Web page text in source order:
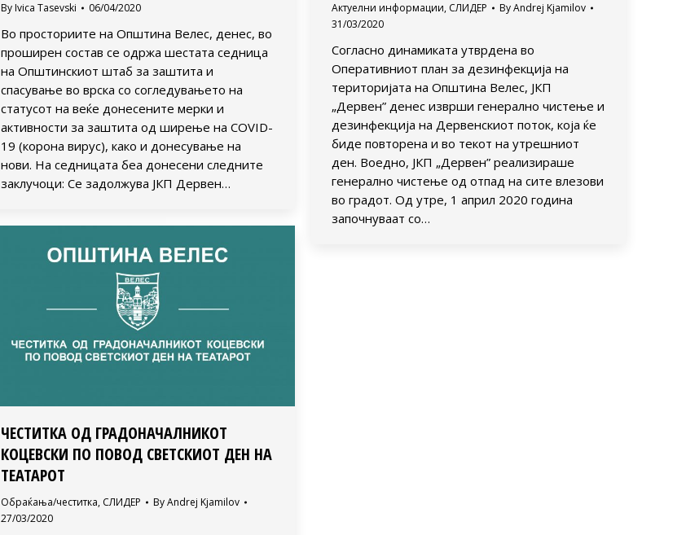
By Ivica Tasevski 06/04/2020
Во просториите на Општина Велес, денес, во
проширен состав се одржа шестата седница
на Општинскиот штаб за заштита и
спасување во врска со согледувањето на
статусот на веќе донесените мерки и
активности за заштита од ширење на COVID-
19 (корона вирус), како и донесување на
нови. На седницата беа донесени следните
заклучоци: Се задолжува ЈКП Дервен…
Актуелни информации, СЛИДЕР ByAndrej Kjamilov
31/03/2020
Согласно динамиката утврдена во
Оперативниот план за дезинфекција на
територијата на Општина Велес, ЈКП
„Дервен” денес изврши генерално чистење и
дезинфекција на Дервенскиот поток, која ќе
биде повторена и во текот на утрешниот
ден. Воедно, ЈКП „Дервен” реализираше
генерално чистење од отпад на сите влезови
во градот. Од утре, 1 април 2020 година
започнуваат со…
ЧЕСТИТКА ОД ГРАДОНАЧАЛНИКОТ
КОЦЕВСКИ ПО ПОВОД СВЕТСКИОТ ДЕН НА
ТЕАТАРОТ
Обраќања/честитка, СЛИДЕР ByAndrej Kjamilov
27/03/2020